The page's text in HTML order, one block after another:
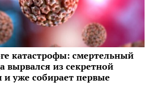
катастрофы: смертельный
вырвался из секретной
и уже собирает первые